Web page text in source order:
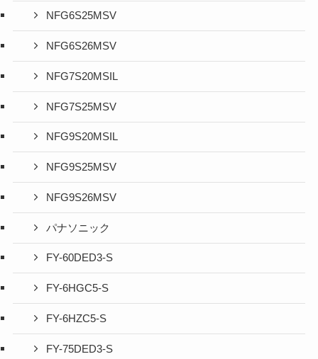
NFG6S25MSV
NFG6S26MSV
NFG7S20MSIL
NFG7S25MSV
NFG9S20MSIL
NFG9S25MSV
NFG9S26MSV
パナソニック
FY-60DED3-S
FY-6HGC5-S
FY-6HZC5-S
FY-75DED3-S